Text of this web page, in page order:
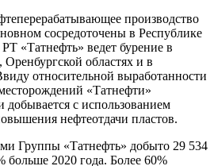
производство
сосредоточены в Республике
«Татнефть» ведет бурение в
областях и в
относительной выработанности
«Татнефти»
добывается с использованием
нефтеотдачи пластов.
Группы «Татнефть» добыто 29 534
больше 2020 года. Более 60%